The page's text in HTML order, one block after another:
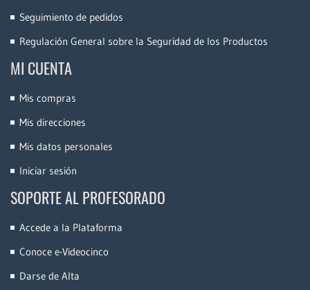
Seguimiento de pedidos
Regulación General sobre la Seguridad de los Productos
MI CUENTA
Mis compras
Mis direcciones
Mis datos personales
Iniciar sesión
SOPORTE AL PROFESORADO
Accede a la Plataforma
Conoce e-Videocinco
Darse de Alta